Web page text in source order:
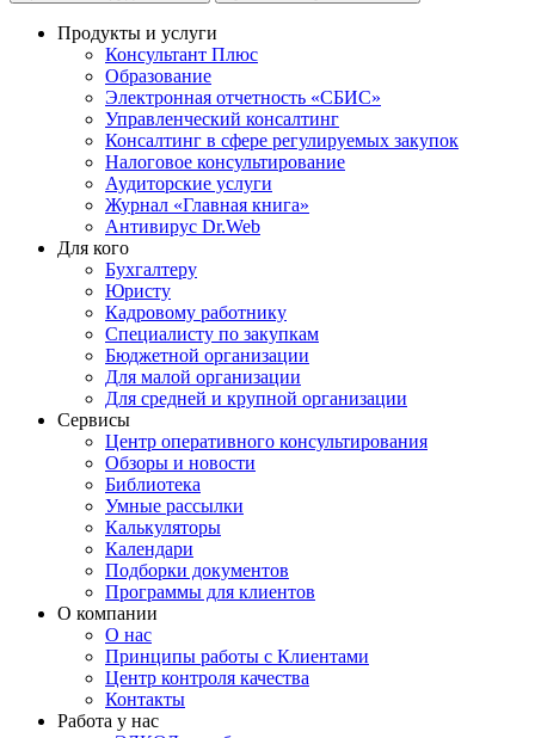
Продукты и услуги
Консультант Плюс
Образование
Электронная отчетность «СБИС»
Управленческий консалтинг
Консалтинг в сфере регулируемых закупок
Налоговое консультирование
Аудиторские услуги
Журнал «Главная книга»
Антивирус Dr.Web
Для кого
Бухгалтеру
Юристу
Кадровому работнику
Специалисту по закупкам
Бюджетной организации
Для малой организации
Для средней и крупной организации
Сервисы
Центр оперативного консультирования
Обзоры и новости
Библиотека
Умные рассылки
Калькуляторы
Календари
Подборки документов
Программы для клиентов
О компании
О нас
Принципы работы с Клиентами
Центр контроля качества
Контакты
Работа у нас